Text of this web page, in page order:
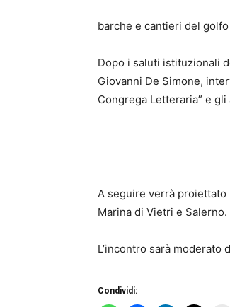
barche e cantieri del
Dopo i saluti istituzionali
Giovanni De Simone,
Congrega Letteraria” e gli
A seguire verrà
Marina di Vietri e Salerno.
L’incontro sarà moderato
Condividi: